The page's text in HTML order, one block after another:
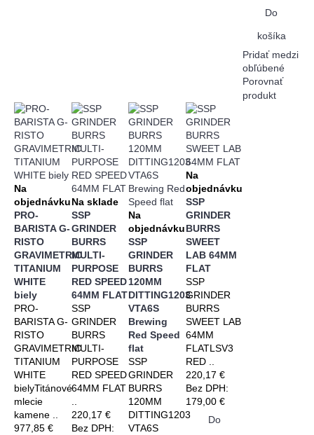
Do
košíka
Pridať medzi
obľúbené
Porovnať
produkt
Na
objednávku
PRO-
BARISTA G-
RISTO
GRAVIMETRIC
TITANIUM
WHITE
biely
PRO-
BARISTA G-
RISTO
GRAVIMETRIC
TITANIUM
WHITE
bielyTitánové
mlecie
kamene ..
977,85 €
Na sklade
SSP
GRINDER
BURRS
MULTI-
PURPOSE
RED SPEED
64MM FLAT
SSP
GRINDER
BURRS
MULTI-
PURPOSE
RED SPEED
64MM FLAT
220,17 €
Bez DPH:
Na
objednávku
SSP
GRINDER
BURRS
120MM
DITTING1203
VTA6S
Brewing
Red Speed
flat
SSP
GRINDER
BURRS
120MM
DITTING1203
VTA6S
Na
objednávku
SSP
GRINDER
BURRS
SWEET
LAB 64MM
FLAT
SSP
GRINDER
BURRS
SWEET LAB
64MM
FLATLSV3
RED ..
220,17 €
Bez DPH:
179,00 €
Do